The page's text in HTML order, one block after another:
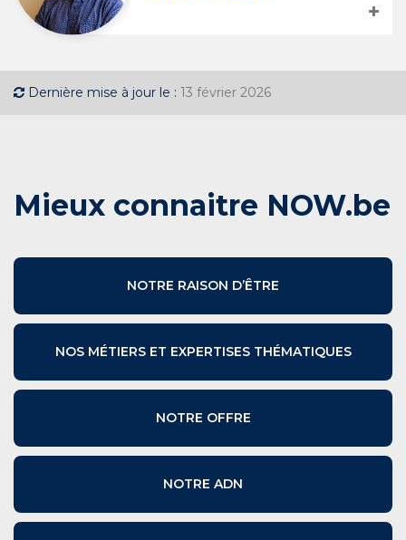
Dernière mise à jour le : 13 février 2026
Mieux connaitre NOW.be
NOTRE RAISON D’ÊTRE
NOS MÉTIERS ET EXPERTISES THÉMATIQUES
NOTRE OFFRE
NOTRE ADN